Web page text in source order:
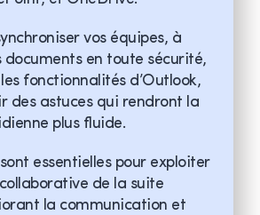
vos équipes, à
en toute sécurité,
fonctionnalités d’Outlook,
des astuces qui rendront la
plus fluide.
essentielles pour exploiter
de la suite
la communication et